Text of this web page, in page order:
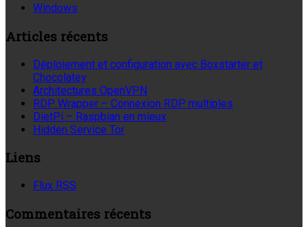
Windows
Articles récents
Déploiement et configuration avec Boxstarter et
Chocolatey
Architectures OpenVPN
RDP Wrapper – Connexion RDP multiples
DietPi – Raspbian en mieux
Hidden Service Tor
Liens
Flux RSS
Commentaires récents